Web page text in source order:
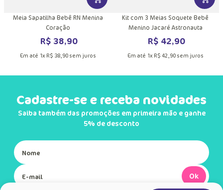
Meia Sapatilha Bebê RN Menina
Coração
R$ 38,90
Em até 1x R$ 38, 90sem juros
Kit com 3 Meias Soquete Bebê
Menino Jacaré Astronauta
R$ 42,90
Em até 1x R$ 42 90sem juros
Cadastre-se e receba novidades
Saiba também das promoções em primeira mão e ganhe
5% de desconto
Ok